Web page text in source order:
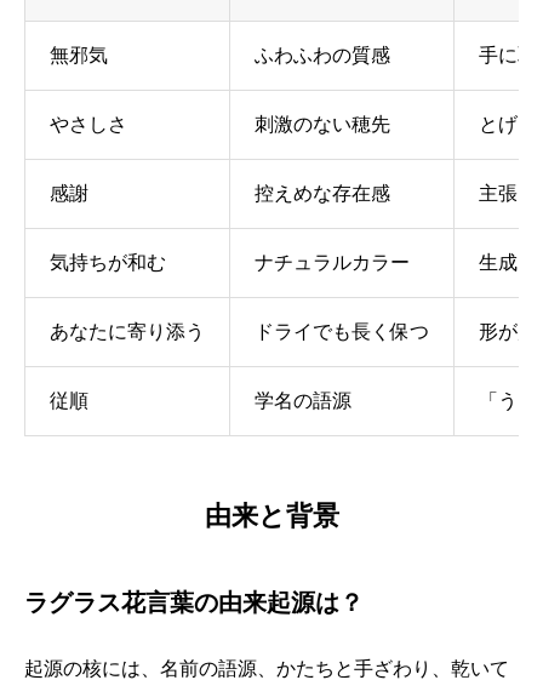
無邪気 ふわふわの質感 手に取
やさしさ 刺激のない穂先 とげ
感謝 控えめな存在感 主張し
気持ちが和む ナチュラルカラー 生成り
あなたに寄り添う ドライでも長く保つ 形が崩
従順 学名の語源 「う
由来と背景
ラグラス花言葉の由来起源は？
起源の核には、名前の語源、かたちと手ざわり、乾いて